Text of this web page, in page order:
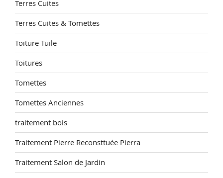
Terres Cuites
Terres Cuites & Tomettes
Toiture Tuile
Toitures
Tomettes
Tomettes Anciennes
traitement bois
Traitement Pierre Reconsttuée Pierra
Traitement Salon de Jardin